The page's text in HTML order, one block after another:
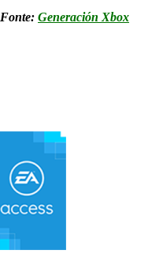
Fonte:Generación Xbox